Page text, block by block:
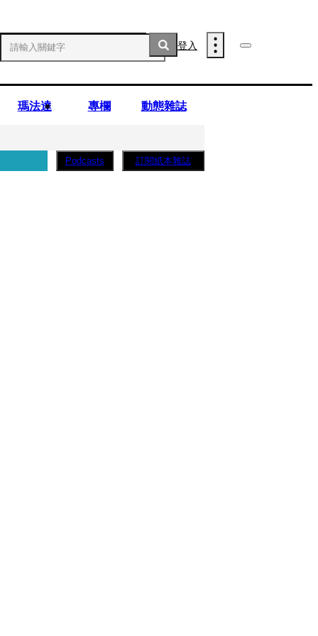
登入
瑪法達 專欄 動態雜誌
Podcasts 訂閱紙本雜誌